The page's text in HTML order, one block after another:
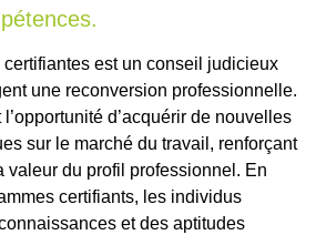
est un conseil judicieux
une reconversion professionnelle.
d’acquérir de nouvelles
sur le marché du travail, renforçant
valeur du profil professionnel. En
certifiants, les individus
et des aptitudes